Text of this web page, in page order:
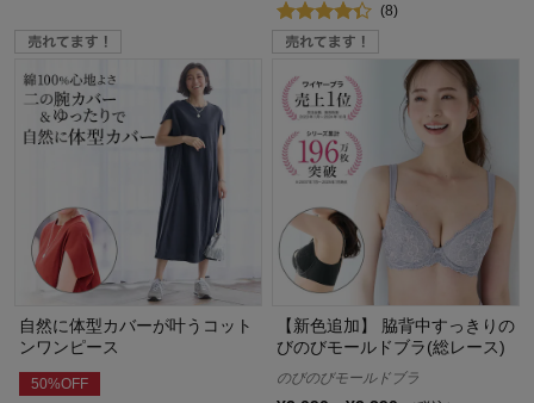
(8)
自然に体型カバーが叶うコット
ンワンピース
50%OFF
【新色追加】 脇背中すっきりの
びのびモールドブラ(総レース)
のびのびモールドブラ